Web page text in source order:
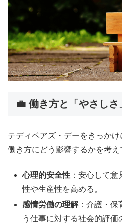
💼 働き方と「やさしさ
テディベアズ・デーをきっかけ
働き方にどう影響するかを考え
心理的安全性 ：安心して
性や生産性を高める。
感情労働の理解：介護・保
う仕事に対する社会的評価